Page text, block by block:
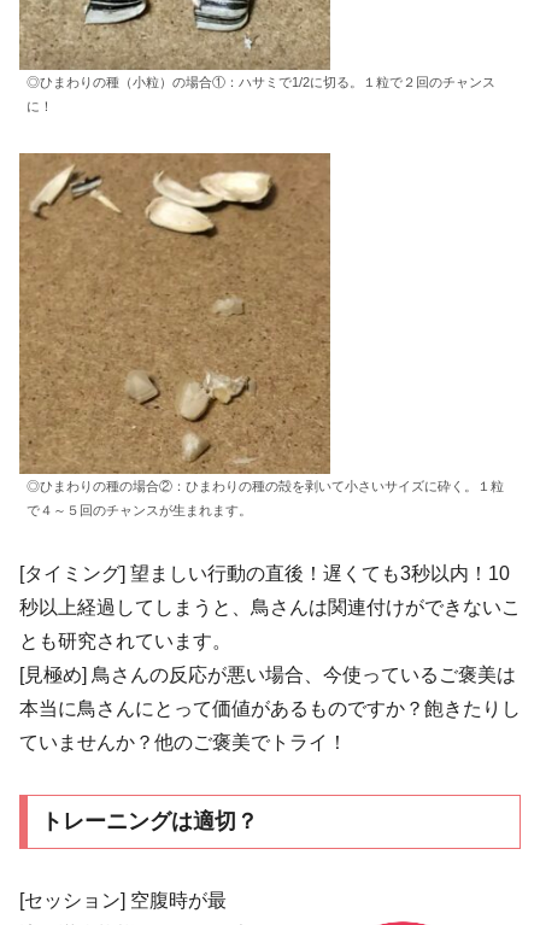
◎ひまわりの種（小粒）の場合①：ハサミで1/2に切る。１粒で２回のチャンス
に！
◎ひまわりの種の場合②：ひまわりの種の殻を剥いて小さいサイズに砕く。１粒
で４～５回のチャンスが生まれます。
[タイミング] 望ましい行動の直後！遅くても3秒以内！10
秒以上経過してしまうと、鳥さんは関連付けができないこ
とも研究されています。
[見極め] 鳥さんの反応が悪い場合、今使っているご褒美は
本当に鳥さんにとって価値があるものですか？飽きたりし
ていませんか？​他のご褒美でトライ！
トレーニングは適切？
[セッション] 空腹時が最